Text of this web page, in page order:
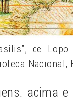
de
Nacional,
acima e